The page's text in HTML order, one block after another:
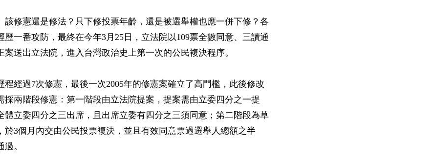
該修憲還是修法？只下修投票年齡，還是被選舉權也應一併下修？各
歷一番攻防，最終在今年3月25日，立法院以109票全數同意、三讀通
案送出立法院，進入台灣政治史上第一次的公民複決程序。
程經過7次修憲，最後一次2005年的修憲案確立了高門檻，此後修改
採兩階段修憲：第一階段由立法院提案，提案需由立委四分之一提
體立委四分之三出席，且出席立委有四分之三須同意；第二階段為草
於3個月內交由公民投票複決，並且有效同意票過選舉人總額之半
。